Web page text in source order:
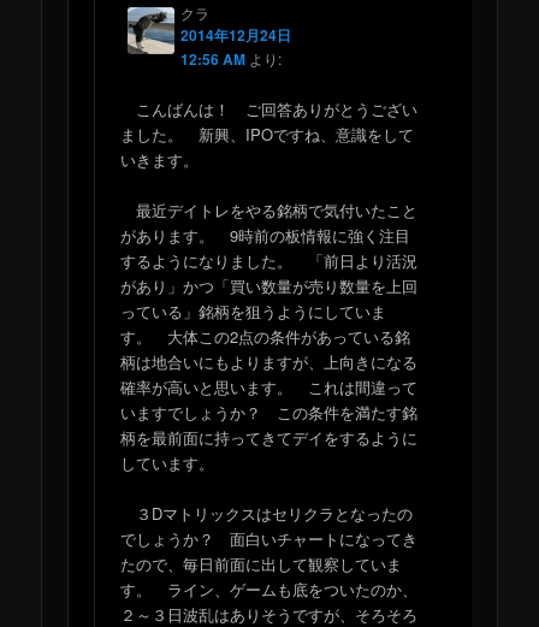
クラ
2014年12月24日
12:56 AM より:
こんばんは！ ご回答ありがとうござい
ました。 新興、IPOですね、意識をして
いきます。
最近デイトレをやる銘柄で気付いたこと
があります。 9時前の板情報に強く注目
するようになりました。 「前日より活況
があり」かつ「買い数量が売り数量を上回
っている」銘柄を狙うようにしていま
す。 大体この2点の条件があっている銘
柄は地合いにもよりますが、上向きになる
確率が高いと思います。 これは間違って
いますでしょうか？ この条件を満たす銘
柄を最前面に持ってきてデイをするように
しています。
３Dマトリックスはセリクラとなったの
でしょうか？ 面白いチャートになってき
たので、毎日前面に出して観察していま
す。 ライン、ゲームも底をついたのか、
２～３日波乱はありそうですが、そろそろ